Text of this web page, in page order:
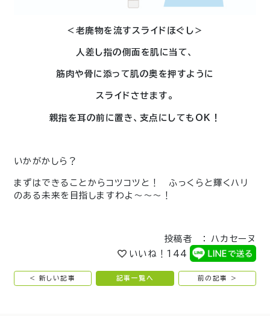
＜老廃物を流すスライドほぐし＞
人差し指の側面を肌に当て、
筋肉や骨に添って肌の奥を押すように
スライドさせます。
親指を耳の前に置き、 支点にしてもOK！
いかがかしら？
まずはできることからコツコツと！ ふっくらと輝くハリ
のある未来を目指しますわよ～～～！
投稿者 ： ハカセーヌ
いいね！ 144
< 新しい記事 記事一覧へ 前の記事 >